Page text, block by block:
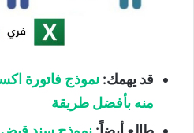
قد يهمك: نموذج فاتورة
منه بأفضل طريقة